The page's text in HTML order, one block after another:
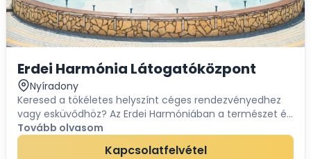
Erdei Harmónia Látogatóközpont
Nyíradony
Keresed a tökéletes helyszínt céges rendezvényedhez
vagy esküvődhöz? Az Erdei Harmóniában a természet és
a professzionális rendezvényszervezés találkozik, hiszen
az egyedülálló környezet mellett a...
Tovább olvasom
Kapcsolatfelvétel